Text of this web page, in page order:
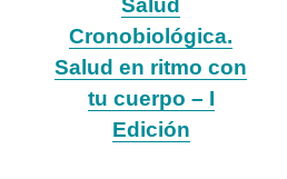
Salud
Cronobiológica.
Salud en ritmo con
tu cuerpo – I
Edición